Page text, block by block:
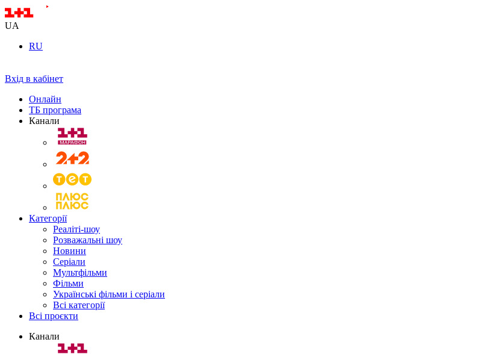
UA
RU
Вхід в кабінет
Онлайн
ТБ програма
Канали
Категорії
Реаліті-шоу
Розважальні шоу
Новини
Серіали
Мультфільми
Фільми
Українські фільми і серіали
Всі категорії
Всі проєкти
Канали